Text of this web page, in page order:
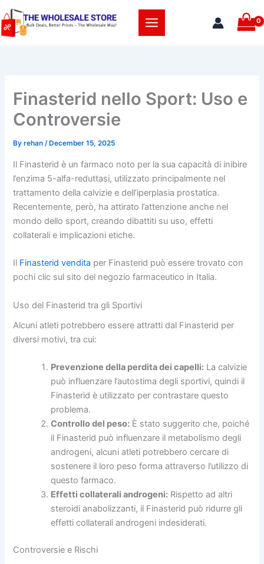
Skip
to
content
Finasterid nello Sport: Uso e
Controversie
Byrehan/ December 15, 2025
Il Finasterid è un farmaco noto per la sua capacità di inibire
l’enzima 5-alfa-reduttasi, utilizzato principalmente nel
trattamento della calvizie e dell’iperplasia prostatica.
Recentemente, però, ha attirato l’attenzione anche nel
mondo dello sport, creando dibattiti su uso, effetti
collaterali e implicazioni etiche.
Il Finasterid vendita per Finasterid può essere trovato con
pochi clic sul sito del negozio farmaceutico in Italia.
Uso del Finasterid tra gli Sportivi
Alcuni atleti potrebbero essere attratti dal Finasterid per
diversi motivi, tra cui:
Prevenzione della perdita dei capelli: La calvizie
può influenzare l’autostima degli sportivi, quindi il
Finasterid è utilizzato per contrastare questo
problema.
Controllo del peso: È stato suggerito che, poiché
il Finasterid può influenzare il metabolismo degli
androgeni, alcuni atleti potrebbero cercare di
sostenere il loro peso forma attraverso l’utilizzo di
questo farmaco.
Effetti collaterali androgeni: Rispetto ad altri
steroidi anabolizzanti, il Finasterid può ridurre gli
effetti collaterali androgeni indesiderati.
Controversie e Rischi